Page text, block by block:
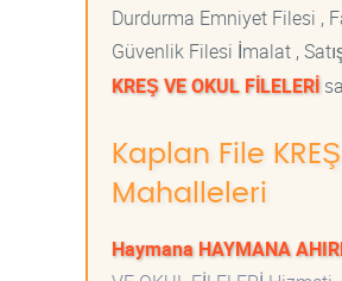
Durdurma Emniyet Filesi ,
Güvenlik Filesi İmalat ,
KREŞ VE OKUL FİLELERİ
Kaplan File
Mahalleleri
Haymana HAYMANA